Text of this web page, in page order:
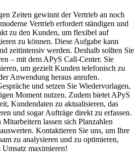
Zeiten gewinnt der Vertrieb an noch
Vertrieb erfordert ständigen und
zu den Kunden, um flexibel auf
zu können. Diese Aufgabe kann
zeitintensiv werden. Deshalb sollten Sie
– mit dem APyS Call-Center. Sie
um gezielt Kunden telefonisch zu
Anwendung heraus anrufen.
und setzen Sie Wiedervorlagen,
Moment nutzen. Zudem bietet APyS
Kundendaten zu aktualisieren, das
und sogar Aufträge direkt zu erfassen.
lassen sich Planzahlen
Kontaktieren Sie uns, um Ihre
zu analysieren und zu optimieren,
maximieren!